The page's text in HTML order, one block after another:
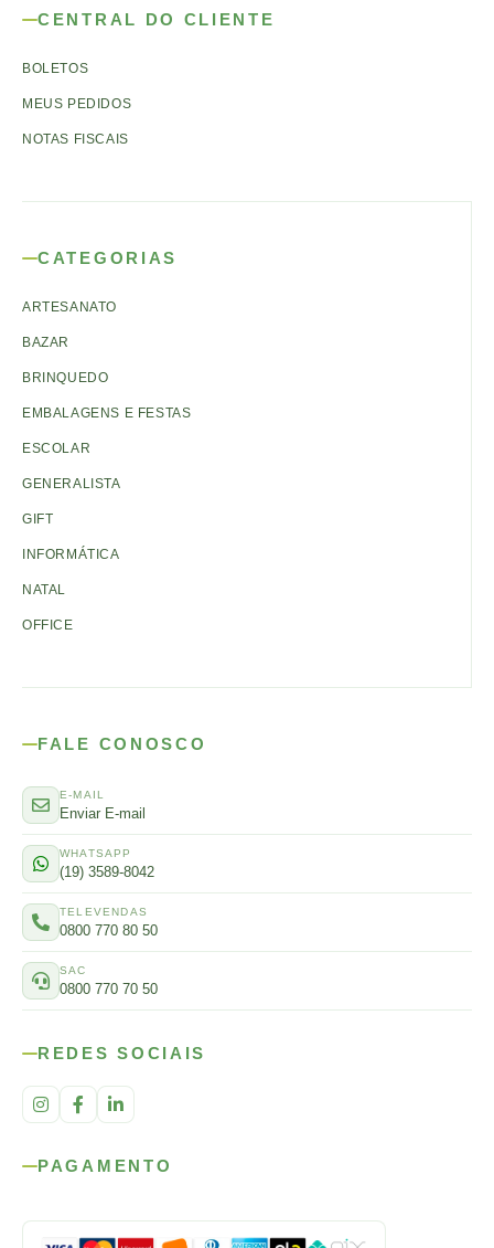
CENTRAL DO CLIENTE
BOLETOS
MEUS PEDIDOS
NOTAS FISCAIS
CATEGORIAS
ARTESANATO
BAZAR
BRINQUEDO
EMBALAGENS E FESTAS
ESCOLAR
GENERALISTA
GIFT
INFORMÁTICA
NATAL
OFFICE
FALE CONOSCO
E-MAIL
Enviar E-mail
WHATSAPP
(19) 3589-8042
TELEVENDAS
0800 770 80 50
SAC
0800 770 70 50
REDES SOCIAIS
PAGAMENTO